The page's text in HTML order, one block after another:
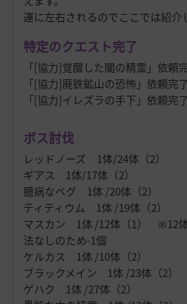
運に左右されるのでここでは紹介
特定のクエスト完了
「[協力]覚醒した闇の精霊」依頼
「[協力]廃鉄鉱山の恐怖」依頼完了
「[協力]イレズラの手下」依頼完了
ボス討伐
レッドノーズ 1体/24体（2）
ギアス 1体/17体（2）
臆病なベグ 1体 /20体（2）
ティティウム 1体 /19体（2）
マスカン 1体 /12体（1） ※12
法なしのため-1個
ケルカス 1体 /10体（2）
ブラックメイン 1体 /23体（2）
ゲハク 1体 /27体（2）